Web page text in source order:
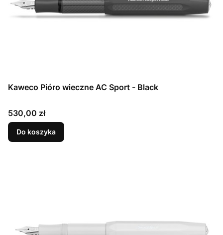
Kaweco Pióro wieczne AC Sport - Black
Cena
530,00 zł
Do koszyka